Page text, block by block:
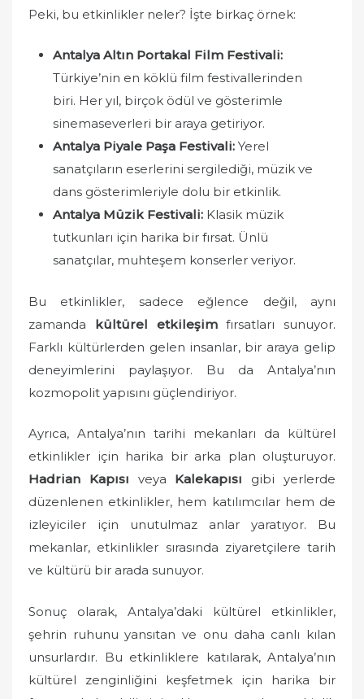
Peki, bu etkinlikler neler? İşte birkaç örnek:
Antalya Altın Portakal Film Festivali:
Türkiye’nin en köklü film festivallerinden
biri. Her yıl, birçok ödül ve gösterimle
sinemaseverleri bir araya getiriyor.
Antalya Piyale Paşa Festivali: Yerel
sanatçıların eserlerini sergilediği, müzik ve
dans gösterimleriyle dolu bir etkinlik.
Antalya Müzik Festivali: Klasik müzik
tutkunları için harika bir fırsat. Ünlü
sanatçılar, muhteşem konserler veriyor.
Bu etkinlikler, sadece eğlence değil, aynı
zamanda kültürel etkileşimfırsatları sunuyor.
Farklı kültürlerden gelen insanlar, bir araya gelip
deneyimlerini paylaşıyor. Bu da Antalya’nın
kozmopolit yapısını güçlendiriyor.
Ayrıca, Antalya’nın tarihi mekanları da kültürel
etkinlikler için harika bir arka plan oluşturuyor.
Hadrian Kapısı veya Kalekapısı gibi yerlerde
düzenlenen etkinlikler, hem katılımcılar hem de
izleyiciler için unutulmaz anlar yaratıyor. Bu
mekanlar, etkinlikler sırasında ziyaretçilere tarih
ve kültürü bir arada sunuyor.
Sonuç olarak, Antalya’daki kültürel etkinlikler,
şehrin ruhunu yansıtan ve onu daha canlı kılan
unsurlardır. Bu etkinliklere katılarak, Antalya’nın
kültürel zenginliğini keşfetmek için harika bir